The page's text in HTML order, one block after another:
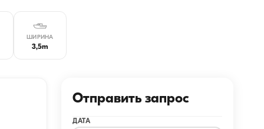
ШИРИНА
3,5m
Отправить запрос
ДАТА